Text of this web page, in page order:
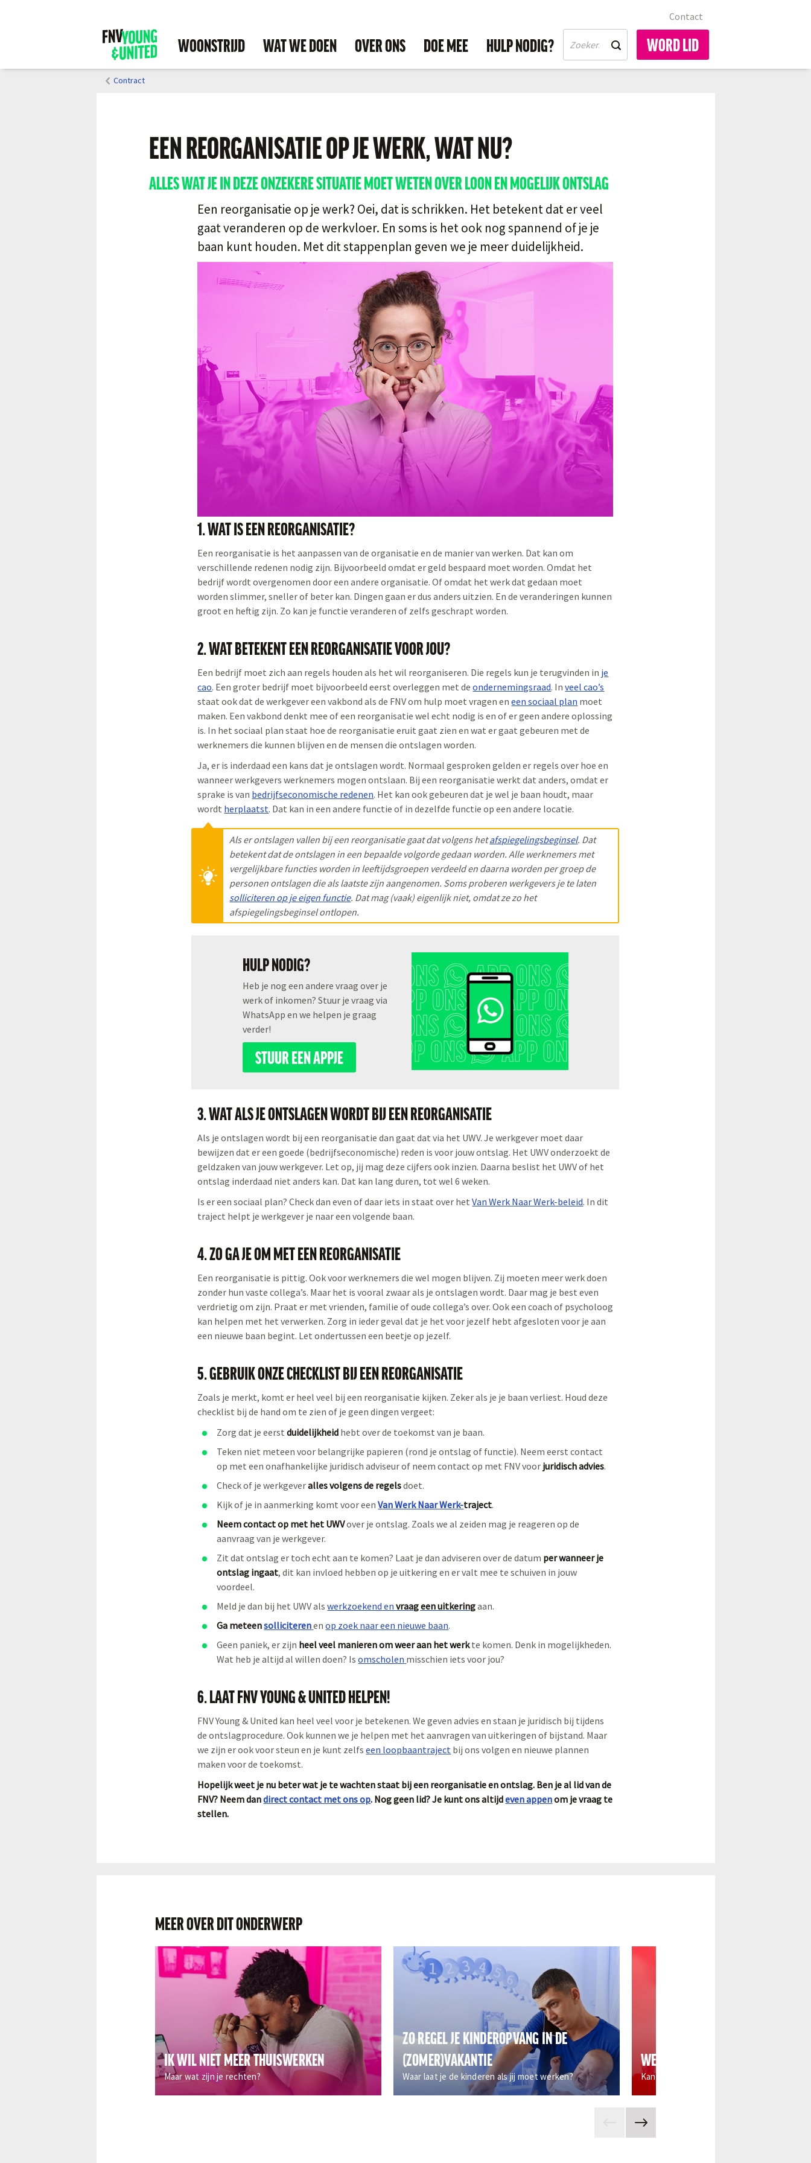
Contact
WOONSTRIJD WAT WE DOEN OVER ONS DOE MEE HULP NODIG? WORD LID
Contract
EEN REORGANISATIE OP JE WERK, WAT NU?
ALLES WAT JE IN DEZE ONZEKERE SITUATIE MOET WETEN OVER LOON EN MOGELIJK ONTSLAG
Een reorganisatie op je werk? Oei, dat is schrikken. Het betekent dat er veel
gaat veranderen op de werkvloer. En soms is het ook nog spannend of je je
baan kunt houden. Met dit stappenplan geven we je meer duidelijkheid.
1. WAT IS EEN REORGANISATIE?
Een reorganisatie is het aanpassen van de organisatie en de manier van werken. Dat kan om
verschillende redenen nodig zijn. Bijvoorbeeld omdat er geld bespaard moet worden. Omdat het
bedrijf wordt overgenomen door een andere organisatie. Of omdat het werk dat gedaan moet
worden slimmer, sneller of beter kan. Dingen gaan er dus anders uitzien. En de veranderingen kunnen
groot en heftig zijn. Zo kan je functie veranderen of zelfs geschrapt worden.
2. WAT BETEKENT EEN REORGANISATIE VOOR JOU?
Een bedrijf moet zich aan regels houden als het wil reorganiseren. Die regels kun je terugvinden in je
cao. Een groter bedrijf moet bijvoorbeeld eerst overleggen met deondernemingsraad. Inveel cao’s
staat ook dat de werkgever een vakbond als de FNV om hulp moet vragen eneen sociaal plan moet
maken. Een vakbond denkt mee of een reorganisatie wel echt nodig is en of er geen andere oplossing
is. In het sociaal plan staat hoe de reorganisatie eruit gaat zien en wat er gaat gebeuren met de
werknemers die kunnen blijven en de mensen die ontslagen worden.
Ja, er is inderdaad een kans dat je ontslagen wordt. Normaal gesproken gelden er regels over hoe en
wanneer werkgevers werknemers mogen ontslaan. Bij een reorganisatie werkt dat anders, omdat er
sprake is van bedrijfseconomische redenen. Het kan ook gebeuren dat je wel je baan houdt, maar
wordt herplaatst. Dat kan in een andere functie of in dezelfde functie op een andere locatie.
Als er ontslagen vallen bij een reorganisatie gaat dat volgens hetafspiegelingsbeginsel. Dat
betekent dat de ontslagen in een bepaalde volgorde gedaan worden. Alle werknemers met
vergelijkbare functies worden in leeftijdsgroepen verdeeld en daarna worden per groep de
personen ontslagen die als laatste zijn aangenomen. Soms proberen werkgevers je te laten
solliciteren op je eigen functie. Dat mag (vaak) eigenlijk niet, omdat ze zo het
afspiegelingsbeginsel ontlopen.
HULP NODIG?
Heb je nog een andere vraag over je
werk of inkomen? Stuur je vraag via
WhatsApp en we helpen je graag
verder!
STUUR EEN APPJE
3. WAT ALS JE ONTSLAGEN WORDT BIJ EEN REORGANISATIE
Als je ontslagen wordt bij een reorganisatie dan gaat dat via het UWV. Je werkgever moet daar
bewijzen dat er een goede (bedrijfseconomische) reden is voor jouw ontslag. Het UWV onderzoekt de
geldzaken van jouw werkgever. Let op, jij mag deze cijfers ook inzien. Daarna beslist het UWV of het
ontslag inderdaad niet anders kan. Dat kan lang duren, tot wel 6 weken.
Is er een sociaal plan? Check dan even of daar iets in staat over hetVan Werk Naar Werk-beleid. In dit
traject helpt je werkgever je naar een volgende baan.
4. ZO GA JE OM MET EEN REORGANISATIE
Een reorganisatie is pittig. Ook voor werknemers die wel mogen blijven. Zij moeten meer werk doen
zonder hun vaste collega’s. Maar het is vooral zwaar als je ontslagen wordt. Daar mag je best even
verdrietig om zijn. Praat er met vrienden, familie of oude collega’s over. Ook een coach of psycholoog
kan helpen met het verwerken. Zorg in ieder geval dat je het voor jezelf hebt afgesloten voor je aan
een nieuwe baan begint. Let ondertussen een beetje op jezelf.
5. GEBRUIK ONZE CHECKLIST BIJ EEN REORGANISATIE
Zoals je merkt, komt er heel veel bij een reorganisatie kijken. Zeker als je je baan verliest. Houd deze
checklist bij de hand om te zien of je geen dingen vergeet:
Zorg dat je eerstduidelijkheid hebt over de toekomst van je baan.
Teken niet meteen voor belangrijke papieren (rond je ontslag of functie). Neem eerst contact
op met een onafhankelijke juridisch adviseur of neem contact op met FNV voor juridisch advies.
Check of je werkgeveralles volgens de regelsdoet.
Kijk of je in aanmerking komt voor eenVan Werk Naar Werk-traject.
Neem contact op met het UWVover je ontslag. Zoals we al zeiden mag je reageren op de
aanvraag van je werkgever.
Zit dat ontslag er toch echt aan te komen? Laat je dan adviseren over de datum per wanneer je
ontslag ingaat, dit kan invloed hebben op je uitkering en er valt mee te schuiven in jouw
voordeel.
Meld je dan bij het UWV alswerkzoekend envraag een uitkeringaan.
Ga meteensolliciterenenop zoek naar een nieuwe baan.
Geen paniek, er zijn heel veel manieren om weer aan het werkte komen. Denk in mogelijkheden.
Wat heb je altijd al willen doen? Isomscholen misschien iets voor jou?
6. LAAT FNV YOUNG & UNITED HELPEN!
FNV Young & United kan heel veel voor je betekenen. We geven advies en staan je juridisch bij tijdens
de ontslagprocedure. Ook kunnen we je helpen met het aanvragen van uitkeringen of bijstand. Maar
we zijn er ook voor steun en je kunt zelfseen loopbaantraject bij ons volgen en nieuwe plannen
maken voor de toekomst.
Hopelijk weet je nu beter wat je te wachten staat bij een reorganisatie en ontslag. Ben je al lid van de
FNV? Neem dandirect contact met ons op. Nog geen lid? Je kunt ons altijdeven appenom je vraag te
stellen.
MEER OVER DIT ONDERWERP
IK WIL NIET MEER THUISWERKEN
Maar wat zijn je rechten?
ZO REGEL JE KINDEROPVANG IN DE
(ZOMER)VAKANTIE
Waar laat je de kinderen als jij moet werken?
WERK EN DUURZAAMHEID
Kan het groen? Dan moet het groen